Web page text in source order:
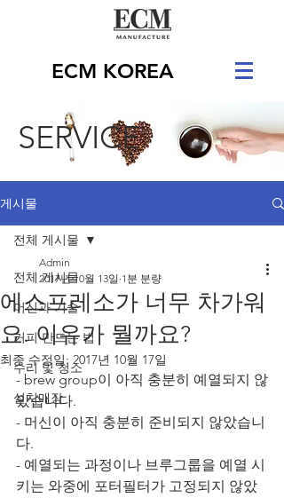
ECM KOREA
SERVICE
게시물
전체 게시물
머신과 기술
커피 만드는 법
수리 및 청소
설치매장
전체 게시물
에스프레소가 너무 차가워
요. 이유가 뭘까요?
Admin
2017년 10월 13일 1분 분량
최종 수정일: 2017년 10월 17일
- brew group이 아직 충분히 예열되지 않
았습니다.
- 머신이 아직 충분히 준비되지 않았습니
다.
- 예열되는 과정이나 브루그룹을 예열 시
키는 와중에 포터필터가 고정되지 않았